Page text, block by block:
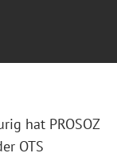
hat PROSOZ
OTS